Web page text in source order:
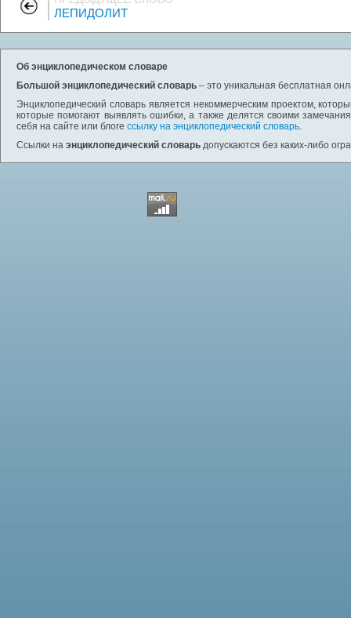
ЛЕПИДОЛИТ
Об энциклопедическом словаре
Большой энциклопедический словарь – это уникальная бесплатная
Энциклопедический словарь является некоммерческим проектом,
которые помогают выявлять ошибки, а также делятся своими
себя на сайте или блоге ссылку на энциклопедический словарь.
Ссылки на энциклопедический словарь допускаются без каких-либо